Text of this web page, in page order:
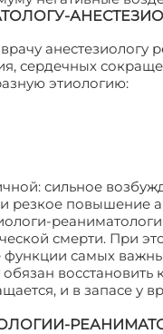
сердечных
этиологию:
сильное
резкое повышение
смерти. При
самых
и в запасе у